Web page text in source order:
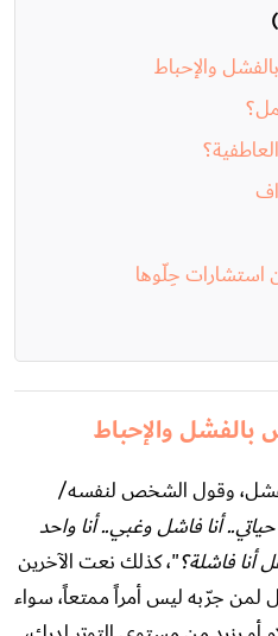
والإحباط
حِلّوها
والإحباط
وقول الشخص لنفسه/
أنا فاشل وغبي.. أنا واحد
فاشلة؟"، كذلك نعت الآخرين
جرّبه ليس أمراً ممتعاً، سواء